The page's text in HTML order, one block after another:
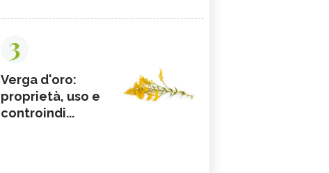
3
Verga d'oro:
proprietà, uso e
controindi...